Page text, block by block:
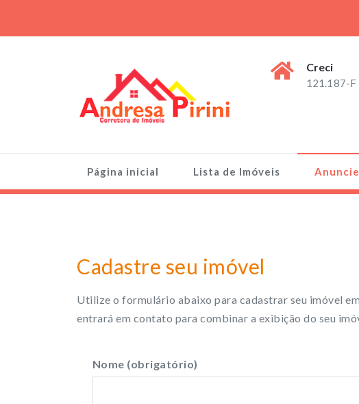
content
Creci
121.187-F
Página inicial Lista de Imóveis
Cadastre seu imóvel
Utilize o formulário abaixo para cadastrar seu imóvel
entrará em contato para combinar a exibição do seu
Nome (obrigatório)